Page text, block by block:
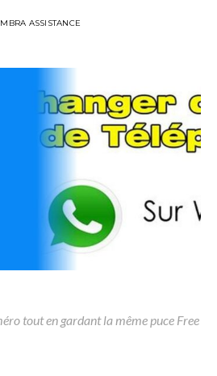
ASSISTANCE
tout en gardant la même puce Free